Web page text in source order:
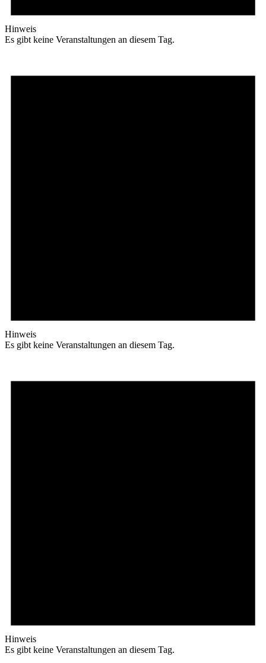
Hinweis
Es gibt keine Veranstaltungen an diesem Tag.
Hinweis
Es gibt keine Veranstaltungen an diesem Tag.
Hinweis
Es gibt keine Veranstaltungen an diesem Tag.